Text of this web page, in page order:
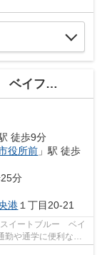
トタワー
徒歩9分
役所前 」駅 徒歩
25分
港 １丁目20-21
スイートブルー ベイ
勤や通学に便利な物